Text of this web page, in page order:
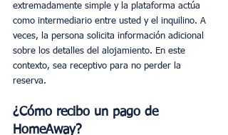
extremadamente simple y la plataforma actúa
como intermediario entre usted y el inquilino. A
veces, la persona solicita información adicional
sobre los detalles del alojamiento. En este
contexto, sea receptivo para no perder la
reserva.
¿Cómo recibo un pago de
HomeAway?